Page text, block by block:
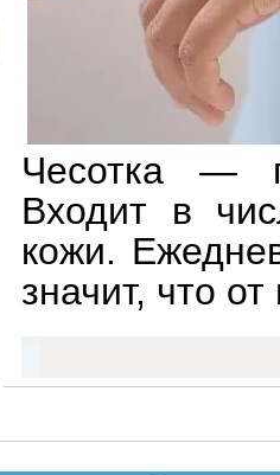
Чесотка —
Входит в
кожи.
значит, что